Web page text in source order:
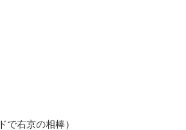
で右京の相棒）